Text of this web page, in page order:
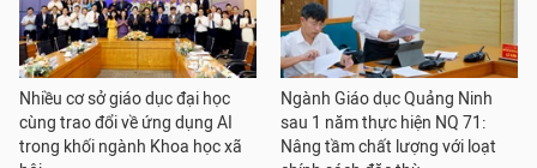
Nhiều cơ sở giáo dục đại học
cùng trao đổi về ứng dụng AI
trong khối ngành Khoa học xã
Ngành Giáo dục Quảng Ninh
sau 1 năm thực hiện NQ 71:
Nâng tầm chất lượng với loạt